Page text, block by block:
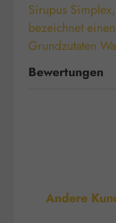
Sirupus
bezeichnet
Grundzutaten
Bewertungen
Produktgalerie
Andere